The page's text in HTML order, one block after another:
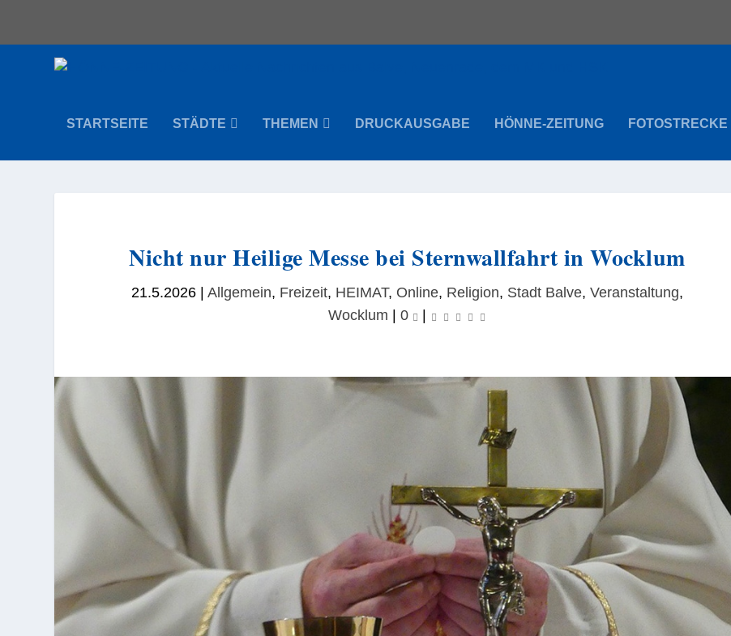
STARTSEITE STÄDTE THEMEN DRUCKAUSGABE HÖNNE-ZEITUNG FOTOSTRECKE
Nicht nur Heilige Messe bei Sternwallfahrt in Wocklum
21.5.2026 |Allgemein, Freizeit, HEIMAT, Online, Religion, Stadt Balve,Veranstaltung,
Wocklum
0